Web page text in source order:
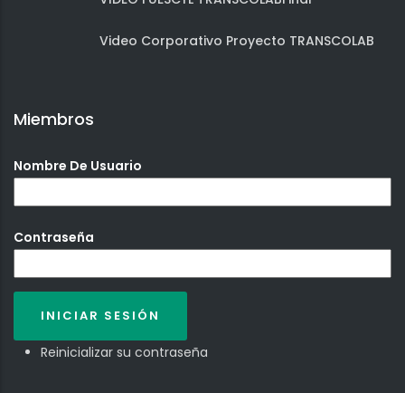
Video Corporativo Proyecto TRANSCOLAB
Miembros
Nombre De Usuario
Contraseña
Reinicializar su contraseña